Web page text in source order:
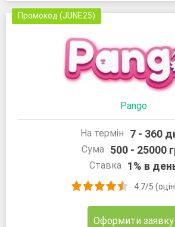
Промокод (JUNE25)
Pango
На термін 7 - 360
Сума 500 - 25000
Ставка 1% в
4.7/5
Оформити заявку